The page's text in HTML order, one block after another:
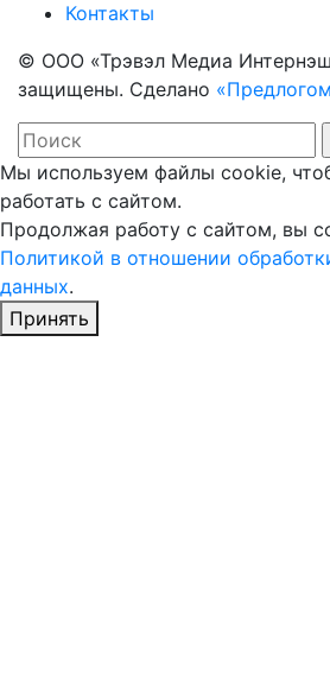
Контакты
© ООО «Трэвэл Медиа
защищены. Сделано
Мы используем файлы cookie,
работать с сайтом.
Продолжая работу с сайтом, вы
Политикой в отношении
данных.
Принять